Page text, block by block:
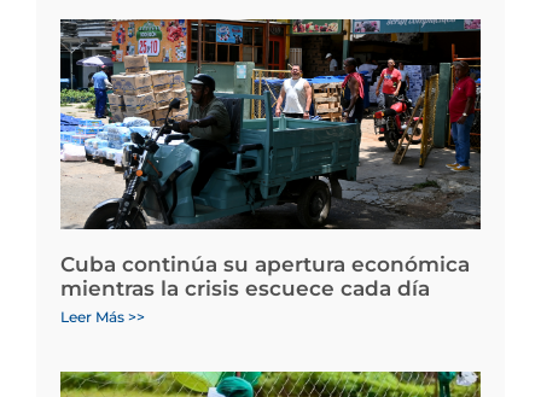
Cuba continúa su apertura económica
mientras la crisis escuece cada día
Leer Más >>